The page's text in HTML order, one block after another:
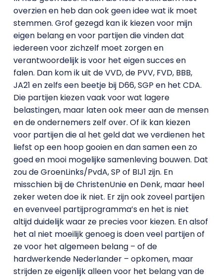
overzien en heb dan ook geen idee wat ik moet
stemmen. Grof gezegd kan ik kiezen voor mijn
eigen belang en voor partijen die vinden dat
iedereen voor zichzelf moet zorgen en
verantwoordelijk is voor het eigen succes en
falen. Dan kom ik uit de VVD, de PVV, FVD, BBB,
JA21 en zelfs een beetje bij D66, SGP en het CDA.
Die partijen kiezen vaak voor wat lagere
belastingen, maar laten ook meer aan de mensen
en de ondernemers zelf over. Of ik kan kiezen
voor partijen die al het geld dat we verdienen het
liefst op een hoop gooien en dan samen een zo
goed en mooi mogelijke samenleving bouwen. Dat
zou de GroenLinks/PvdA, SP of BIJ1 zijn. En
misschien bij de ChristenUnie en Denk, maar heel
zeker weten doe ik niet. Er zijn ook zoveel partijen
en evenveel partijprogramma’s en het is niet
altijd duidelijk waar ze precies voor kiezen. En alsof
het al niet moeilijk genoeg is doen veel partijen of
ze voor het algemeen belang – of de
hardwerkende Nederlander – opkomen, maar
strijden ze eigenlijk alleen voor het belang van de